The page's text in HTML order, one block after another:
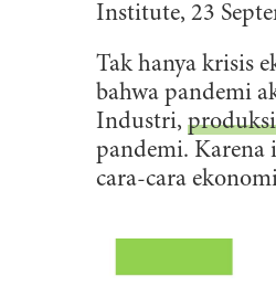
Institute, 23
Tak hanya krisis
bahwa pandemi
Industri,
pandemi. Karena
cara-cara